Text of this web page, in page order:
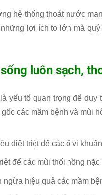
hệ thống thoát nước
lợi ích to lớn mà
luôn sạch,
yếu tố quan trọng để
các mầm bệnh và mùi
diệt triệt để các ổ vi
để các mùi thối nồng
ngừa hiệu quả các mầm